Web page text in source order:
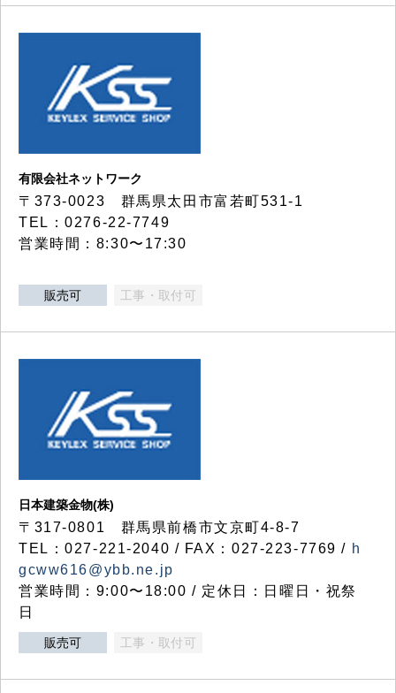
有限会社ネットワーク
〒373-0023 群馬県太田市富若町531-1
TEL：0276-22-7749
営業時間：8:30〜17:30
販売可 工事・取付可
日本建築金物(株)
〒317‐0801 群馬県前橋市文京町4-8-7
TEL：027-221-2040 / FAX：027-223-7769 / h
gcww616@ybb.ne.jp
営業時間：9:00〜18:00 / 定休日：日曜日・祝祭
日
販売可 工事・取付可